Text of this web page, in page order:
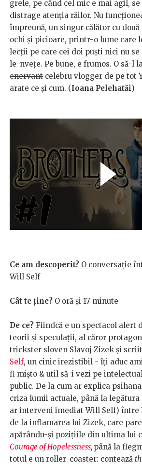
grele, pe când cel mic e mai agil,
distrage atenția răilor. Nu
împreună, un singur călător cu
ochi și picioare, printr-o lume care
lecții pe care cei doi puști nici nu se
le-nvețe. Pe bune, e frumos. O să-l
enervant celebru vlogger de pe tot
arate ce și cum. (Ioana Pelehatăi)
Ce am descoperit? O conversație
Will Self
Cât te ține? O oră și 17 minute
De ce? Fiindcă e un spectacol alert
teorii și speculații, al căror
trickster sloven Slavoj Zizek și
Self, un cinic irezistibil - îți aduc
fi mișto & util să-i vezi pe
public. De la cum ar explica
criza lumii actuale, până la legătura
ar interveni imediat Will Self) între
de la inflamarea lui Zizek, care
apărându-și pozițiile din ultima lui
Courage of Hopelessness, până la
totul e un roller-coaster: contează